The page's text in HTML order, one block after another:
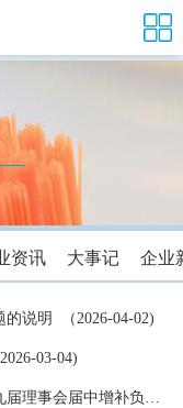
资讯 大事记 企业
说明 （2026-04-02)
03-04)
关于中国口腔清洁护理用品工业协会第九届理事会届中增补负责人人选的公示 （2026-02-10)